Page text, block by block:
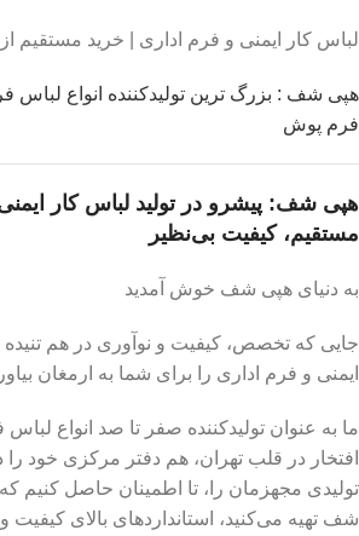
لباس کار ایمنی و فرم اداری | خرید مستقیم از
هپی شف : بزرگ ترین تولیدکننده انواع لباس
فرم پوش
هپی شف: پیشرو در تولید لباس کار
مستقیم، کیفیت بی‌نظیر
به دنیای هپی شف خوش آمدید
جایی که تخصص، کیفیت و نوآوری در هم تنیده
ایمنی و فرم اداری را برای شما به ارمغان
ما به عنوان تولیدکننده صفر تا صد انواع لباس
افتخار در قلب تهران، هم دفتر مرکزی خود را
تولیدی مجهزمان را، تا اطمینان حاصل کنیم
شف تهیه می‌کنید، استانداردهای بالای